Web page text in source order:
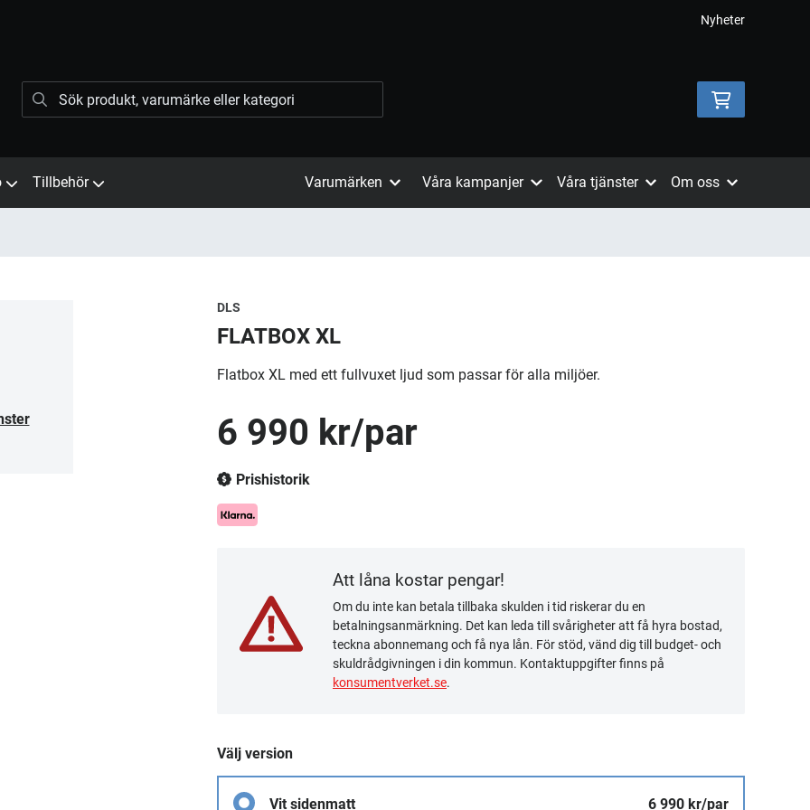
Nyheter
Tillbehör Varumärken Våra kampanjer Våra tjänster Om oss
DLS
FLATBOX XL
Flatbox XL med ett fullvuxet ljud som passar för alla miljöer.
6 990 kr/par
Prishistorik
Att låna kostar pengar!
Om du inte kan betala tillbaka skulden i tid riskerar du en
betalningsanmärkning. Det kan leda till svårigheter att få hyra bostad,
teckna abonnemang och få nya lån. För stöd, vänd dig till budget- och
skuldrådgivningen i din kommun. Kontaktuppgifter finns på
konsumentverket.se.
Välj version
Vit sidenmatt 6 990 kr/par